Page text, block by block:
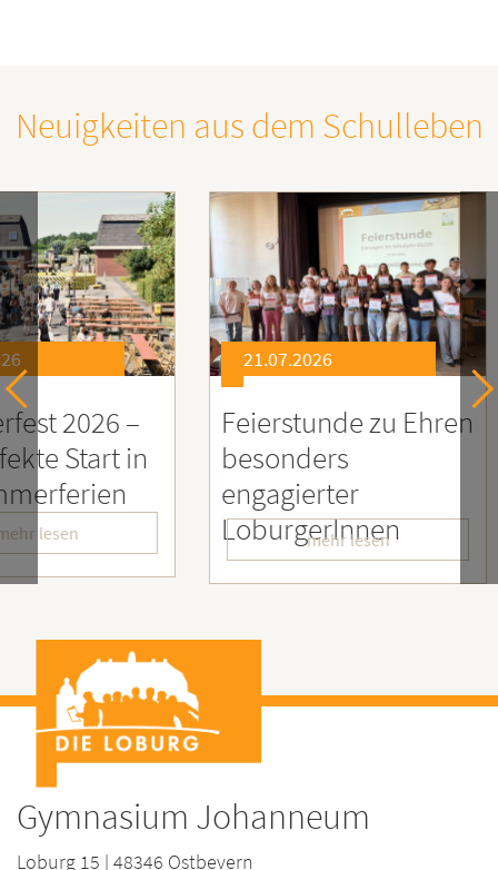
Neuigkeiten aus dem Schulleben
–
in
21.07.2026
Feierstunde zu Ehren
besonders
engagierter
LoburgerInnen
mehr lesen
–
Gymnasium Johanneum
Loburg 15 | 48346 Ostbevern